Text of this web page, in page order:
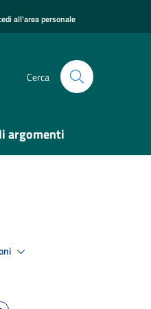
all'area personale
Cerca
argomenti